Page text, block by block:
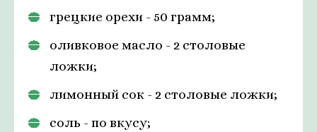
грецкие орехи - 50 грамм;
оливковое масло - 2 столовые
ложки;
лимонный сок - 2 столовые ложки;
соль - по вкусу;